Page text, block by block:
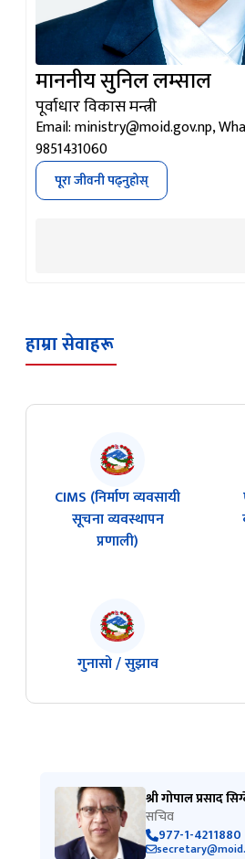
माननीय सुनिल लम्साल
पूर्वाधार विकास मन्त्री
Email: ministry@moid.gov.np,
9851431060
पूरा जीवनी पढ्नुहोस्
हाम्रा सेवाहरू
CIMS (निर्माण व्यवसायी
सूचना व्यवस्थापन
प्रणाली)
गुनासो / सुझाव
श्री गोपाल प्रसाद
सचिव
977-1-4211880